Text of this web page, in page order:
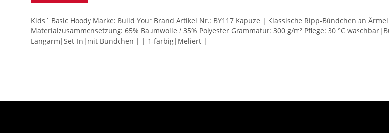
Kids´ Basic Hoody Marke: Build Your Brand Artikel Nr.: BY117 Kapuze | Klassische Ripp-Bündchen an
Materialzusammensetzung: 65% Baumwolle / 35% Polyester Grammatur: 300 g/m² Pflege: 30 °C
Langarm|Set-In|mit Bündchen | | 1-farbig|Meliert |